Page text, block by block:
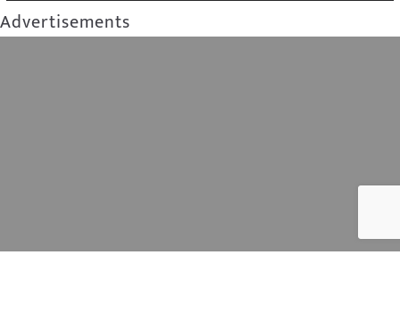
Advertisements